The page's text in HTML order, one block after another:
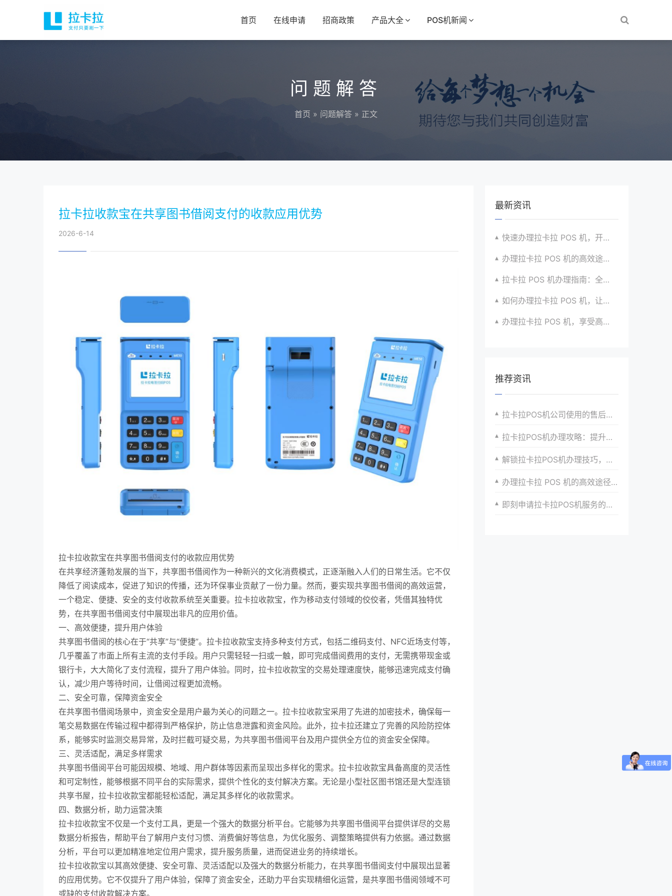
首页 在线申请 招商政策 产品大全 POS机新闻
问题解答
首页 » 问题解答 » 正文
拉卡拉收款宝在共享图书借阅支付的收款应用优势
2026-6-14
拉卡拉收款宝在共享图书借阅支付的收款应用优势
在共享经济蓬勃发展的当下，共享图书借阅作为一种新兴的文化消费模式，正逐渐融入人们的日常生活。它不仅
降低了阅读成本，促进了知识的传播，还为环保事业贡献了一份力量。然而，要实现共享图书借阅的高效运营，
一个稳定、便捷、安全的支付收款系统至关重要。拉卡拉收款宝，作为移动支付领域的佼佼者，凭借其独特优
势，在共享图书借阅支付中展现出非凡的应用价值。
一、高效便捷，提升用户体验
共享图书借阅的核心在于“共享”与“便捷”。拉卡拉收款宝支持多种支付方式，包括二维码支付、NFC近场支付等，
几乎覆盖了市面上所有主流的支付手段。用户只需轻轻一扫或一触，即可完成借阅费用的支付，无需携带现金或
银行卡，大大简化了支付流程，提升了用户体验。同时，拉卡拉收款宝的交易处理速度快，能够迅速完成支付确
认，减少用户等待时间，让借阅过程更加流畅。
二、安全可靠，保障资金安全
在共享图书借阅场景中，资金安全是用户最为关心的问题之一。拉卡拉收款宝采用了先进的加密技术，确保每一
笔交易数据在传输过程中都得到严格保护，防止信息泄露和资金风险。此外，拉卡拉还建立了完善的风险防控体
系，能够实时监测交易异常，及时拦截可疑交易，为共享图书借阅平台及用户提供全方位的资金安全保障。
三、灵活适配，满足多样需求
共享图书借阅平台可能因规模、地域、用户群体等因素而呈现出多样化的需求。拉卡拉收款宝具备高度的灵活性
和可定制性，能够根据不同平台的实际需求，提供个性化的支付解决方案。无论是小型社区图书馆还是大型连锁
共享书屋，拉卡拉收款宝都能轻松适配，满足其多样化的收款需求。
四、数据分析，助力运营决策
拉卡拉收款宝不仅是一个支付工具，更是一个强大的数据分析平台。它能够为共享图书借阅平台提供详尽的交易
数据分析报告，帮助平台了解用户支付习惯、消费偏好等信息，为优化服务、调整策略提供有力依据。通过数据
分析，平台可以更加精准地定位用户需求，提升服务质量，进而促进业务的持续增长。
拉卡拉收款宝以其高效便捷、安全可靠、灵活适配以及强大的数据分析能力，在共享图书借阅支付中展现出显著
的应用优势。它不仅提升了用户体验，保障了资金安全，还助力平台实现精细化运营，是共享图书借阅领域不可
或缺的支付收款解决方案。
最新资讯
快速办理拉卡拉 POS 机，开启无忧收款时代咯
办理拉卡拉 POS 机的高效途径与方法全掌握
拉卡拉 POS 机办理指南：全流程解析与建议汇总
如何办理拉卡拉 POS 机，让生意更顺畅？看过来
办理拉卡拉 POS 机，享受高效支付服务的窍门
推荐资讯
拉卡拉POS机公司使用的售后服务需求与解决方案
拉卡拉POS机办理攻略：提升商户支付效率的秘籍
解锁拉卡拉POS机办理技巧，打破支付壁垒
办理拉卡拉 POS 机的高效途径与实践
即刻申请拉卡拉POS机服务的步骤